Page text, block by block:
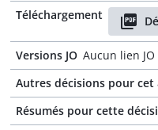
Téléchargement
Versions JO Aucun lien
Autres décisions pour cet
Résumés pour cette